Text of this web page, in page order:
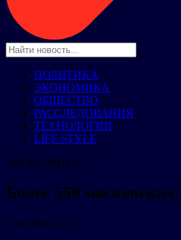
ПОЛИТИКА
ЭКОНОМИКА
ОБЩЕСТВО
РАССЛЕДОВАНИЯ
ТЕХНОЛОГИИ
LIFE STYLE
ЭКОНОМИКА
Более 550
5 октября 2021